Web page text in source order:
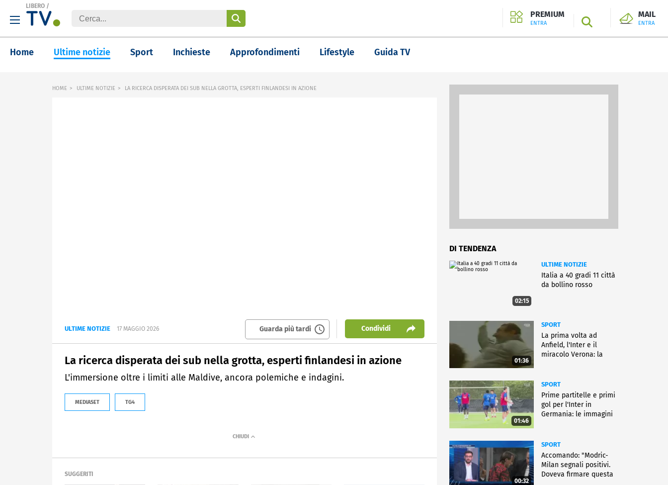
LIBERO /
PREMIUM
ENTRA SEARCH
MAIL
ENTRA
Home Ultime notizie Sport Inchieste Approfondimenti Lifestyle Guida TV
HOME ULTIME NOTIZIE LA RICERCA DISPERATA DEI SUB NELLA GROTTA, ESPERTI FINLANDESI IN AZIONE
ULTIME NOTIZIE 17 MAGGIO 2026 Guarda più tardi Condividi
La ricerca disperata dei sub nella grotta, esperti finlandesi in azione
L'immersione oltre i limiti alle Maldive, ancora polemiche e indagini.
MEDIASET TG4
SUGGERITI
DI TENDENZA
02:15
ULTIME NOTIZIE
Italia a 40 gradi 11 città
da bollino rosso
01:36
SPORT
La prima volta ad
Anfield, l'Inter e il
miracolo Verona: la
01:46
SPORT
Prime partitelle e primi
gol per l'Inter in
Germania: le immagini
00:32
SPORT
Accomando: "Modric-
Milan segnali positivi.
Doveva firmare questa